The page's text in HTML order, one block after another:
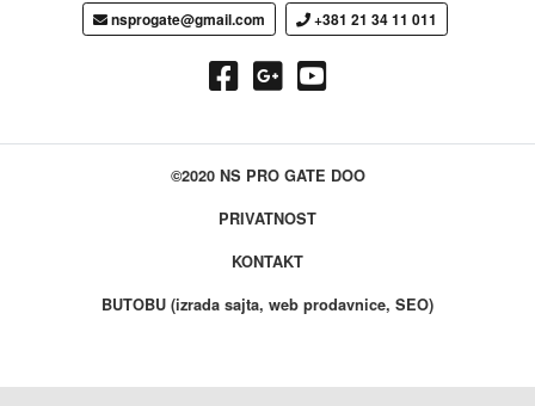
nsprogate@gmail.com +381 21 34 11 011
©2020 NS PRO GATE DOO
PRIVATNOST
KONTAKT
BUTOBU (izrada sajta, web prodavnice, SEO)